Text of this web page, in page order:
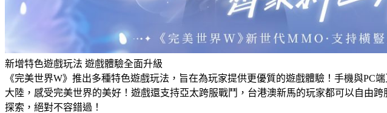
新增特色遊戲玩法 遊戲體驗全面升級
《完美世界W》推出多種特色遊戲玩法，旨在為玩家提供更優質的遊戲體驗！手機與
大陸，感受完美世界的美好！遊戲還支持亞太跨服戰鬥，台港澳新馬的玩家都可以自由
探索，絕對不容錯過！